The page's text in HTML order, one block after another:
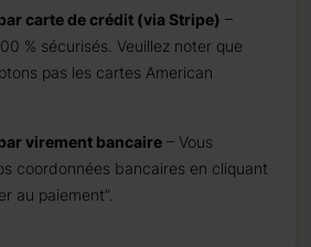
carte de crédit (via Stripe) –
% sécurisés. Veuillez noter que
pas les cartes American
virement bancaire – Vous
coordonnées bancaires en cliquant
au paiement”.